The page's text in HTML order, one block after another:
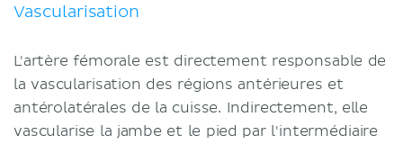
Vascularisation
L'artère fémorale est directement responsable de
la vascularisation des régions antérieures et
antérolatérales de la cuisse. Indirectement, elle
vascularise la jambe et le pied par l'intermédiaire